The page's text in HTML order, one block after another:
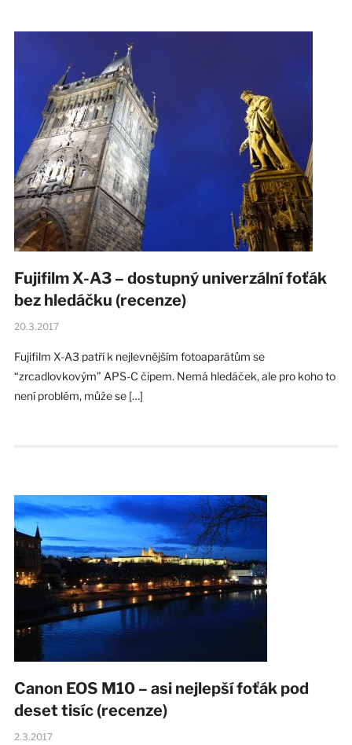
Fujifilm X-A3 – dostupný univerzální foťák
bez hledáčku (recenze)
20.3.2017
Fujifilm X-A3 patří k nejlevnějším fotoaparátům se
“zrcadlovkovým” APS-C čipem. Nemá hledáček, ale pro koho to
není problém, může se […]
Canon EOS M10 – asi nejlepší foťák pod
deset tisíc (recenze)
2.3.2017